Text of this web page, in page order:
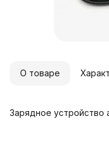
О товаре
Зарядное устройство